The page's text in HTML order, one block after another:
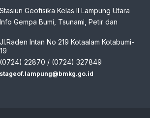
Geofisika Kelas II Lampung Utara
Gempa Bumi, Tsunami, Petir dan
Intan No 219 Kotaalam Kotabumi-
22870 / (0724) 327849
stageof.lampung@bmkg.go.id